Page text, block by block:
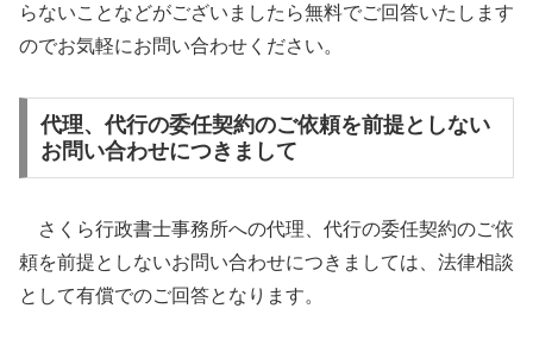
らないことなどがございましたら無料でご回答いたします
のでお気軽にお問い合わせください。
代理、代行の委任契約のご依頼を前提としない
お問い合わせにつきまして
さくら行政書士事務所への代理、代行の委任契約のご依
頼を前提としないお問い合わせにつきましては、法律相談
として有償でのご回答となります。